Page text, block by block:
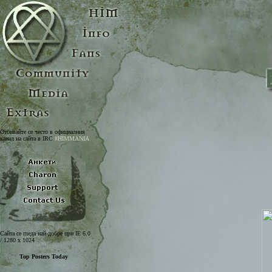
Отбивайте се често в официалния
канал на сайта в IRC #HIMMANIA
Сайта се гледа най-добре при IE 6.0
/ 1280 x 1024